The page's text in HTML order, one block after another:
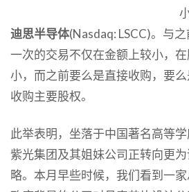
迪思半导体(Nasdaq: LSCC)。与
一次的交易不仅在金额上较小，
小，而之前要么是直接收购，要
收购主要股权。
此举表明，坐落于中国著名高等
紫光集团及其姐妹公司正转向更
略。本月早些时候，我们看到一